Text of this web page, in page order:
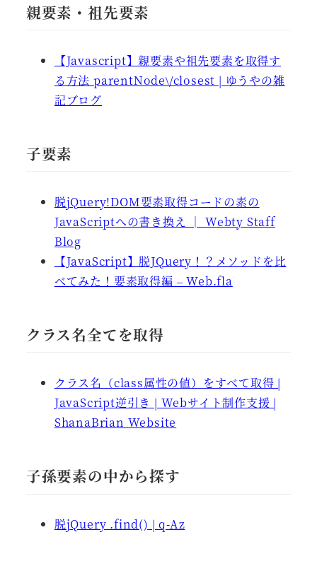
親要素・祖先要素
【Javascript】親要素や祖先要素を取得す
る方法 parentNode\/closest | ゆうやの雑
記ブログ
子要素
脱jQuery!DOM要素取得コードの素の
JavaScriptへの書き換え │ Webty Staff
Blog
【JavaScript】脱JQuery！？メソッドを比
べてみた！要素取得編 – Web.fla
クラス名全てを取得
クラス名（class属性の値）をすべて取得 |
JavaScript逆引き | Webサイト制作支援 |
ShanaBrian Website
子孫要素の中から探す
脱jQuery .find() | q-Az